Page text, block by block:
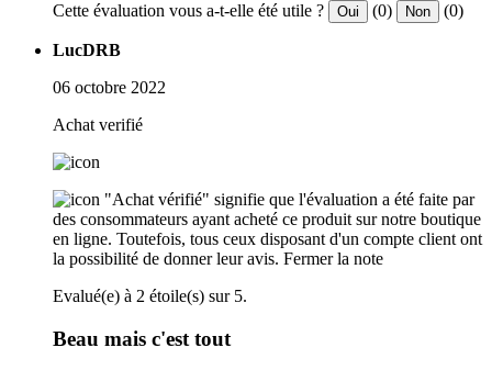
Cette évaluation vous a-t-elle été utile ? Oui (0) Non (0)
LucDRB
06 octobre 2022
Achat verifié
"Achat vérifié" signifie que l'évaluation a été faite par
des consommateurs ayant acheté ce produit sur notre boutique
en ligne. Toutefois, tous ceux disposant d'un compte client ont
la possibilité de donner leur avis. Fermer la note
Evalué(e) à 2 étoile(s) sur 5.
Beau mais c'est tout